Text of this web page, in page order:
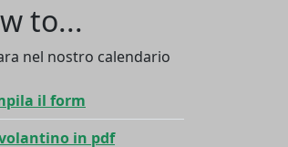
to...
nel nostro calendario
il form
in pdf